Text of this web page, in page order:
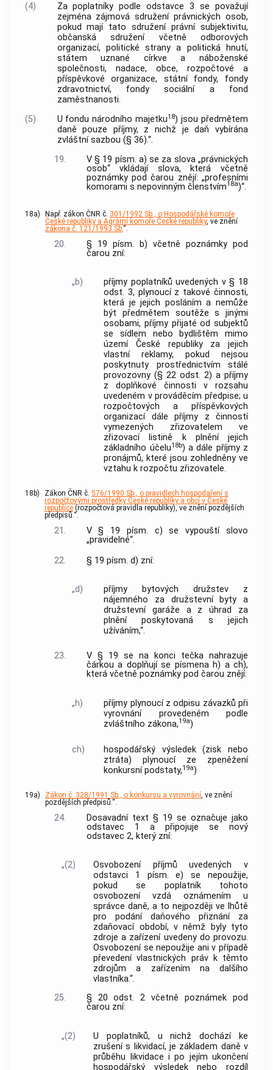
(4)
Za poplatníky podle odstavce 3 se považují
zejména zájmová sdružení právnických osob,
pokud mají tato sdružení právní subjektivitu,
občanská sdružení včetně odborových
organizací, politické strany a politická hnutí,
státem uznané církve a náboženské
společnosti, nadace, obce, rozpočtové a
příspěvkové organizace, státní fondy, fondy
zdravotnictví, fondy sociální a fond
zaměstnanosti.
(5)
U fondu národního majetku18) jsou předmětem
daně pouze příjmy, z nichž je daň vybírána
zvláštní sazbou (§ 36).“.
19.
V § 19 písm. a) se za slova „právnických
osob“ vkládají slova, která včetně
poznámky pod čarou znějí: „profesními
komorami s nepovinným členstvím18a)“.
18a) Např. zákon ČNR č. 301/1992 Sb., o Hospodářské komoře
České republiky a Agrární komoře České republiky, ve znění
zákona č. 121/1993 Sb.“.
20.
§ 19 písm. b) včetně poznámky pod
čarou zní:
„b)
příjmy poplatníků uvedených v § 18
odst. 3, plynoucí z takové činnosti,
která je jejich posláním a nemůže
být předmětem soutěže s jinými
osobami, příjmy přijaté od subjektů
se sídlem nebo bydlištěm mimo
území České republiky za jejich
vlastní reklamy, pokud nejsou
poskytnuty prostřednictvím stálé
provozovny (§ 22 odst. 2) a příjmy
z doplňkové činnosti v rozsahu
uvedeném v prováděcím předpise; u
rozpočtových a příspěvkových
organizací dále příjmy z činností
vymezených zřizovatelem ve
zřizovací listině k plnění jejich
základního účelu18b) a dále příjmy z
pronájmů, které jsou zohledněny ve
vztahu k rozpočtu zřizovatele.
18b) Zákon ČNR č. 576/1990 Sb., o pravidlech hospodaření s
rozpočtovými prostředky České republiky a obcí v České
republice (rozpočtová pravidla republiky), ve znění pozdějších
předpisů.“.
21.
V § 19 písm. c) se vypouští slovo
„pravidelné“.
22.
§ 19 písm. d) zní:
„d)
příjmy bytových družstev z
nájemného za družstevní byty a
družstevní garáže a z úhrad za
plnění poskytovaná s jejich
užíváním,“.
23.
V § 19 se na konci tečka nahrazuje
čárkou a doplňují se písmena h) a ch),
která včetně poznámky pod čarou znějí:
„h)
příjmy plynoucí z odpisu závazků při
vyrovnání provedeném podle
zvláštního zákona,19a)
ch)
hospodářský výsledek (zisk nebo
ztráta) plynoucí ze zpeněžení
konkursní podstaty,19a)
19a) Zákon č. 328/1991 Sb., o konkursu a vyrovnání , ve znění
pozdějších předpisů.“.
24.
Dosavadní text § 19 se označuje jako
odstavec 1 a připojuje se nový
odstavec 2, který zní:
„(2)
Osvobození příjmů uvedených v
odstavci 1 písm. e) se nepoužije,
pokud se poplatník tohoto
osvobození vzdá oznámením u
správce daně, a to nejpozději ve lhůtě
pro podání daňového přiznání za
zdaňovací období, v němž byly tyto
zdroje a zařízení uvedeny do provozu.
Osvobození se nepoužije ani v případě
převedení vlastnických práv k těmto
zdrojům a zařízením na dalšího
vlastníka.“.
25.
§ 20 odst. 2 včetně poznámek pod
čarou zní:
„(2)
U poplatníků, u nichž dochází ke
zrušení s likvidací, je základem daně v
průběhu likvidace i po jejím ukončení
hospodářský výsledek nebo rozdíl